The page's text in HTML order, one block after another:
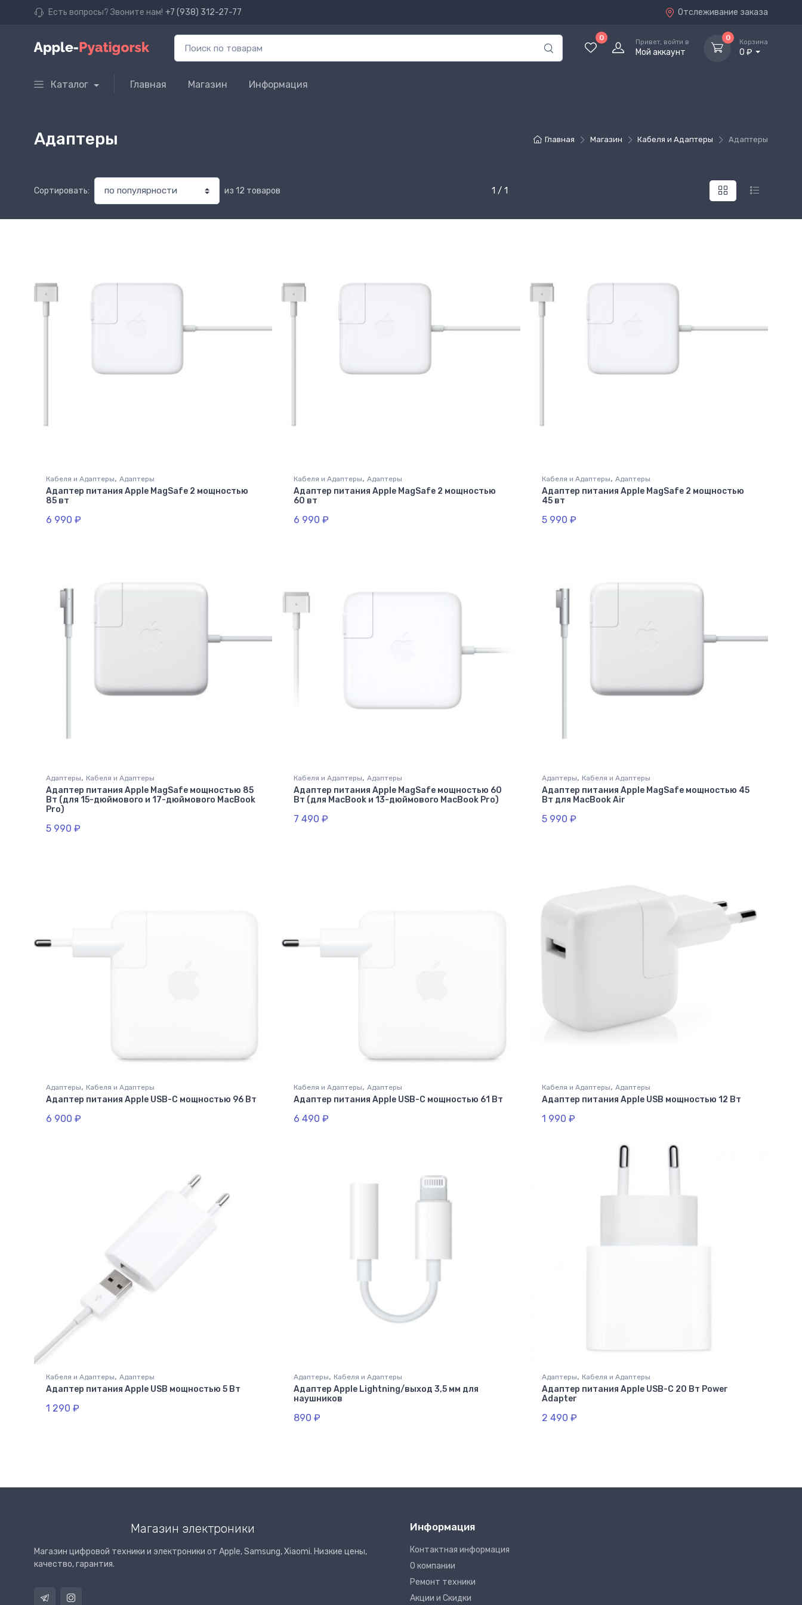
Есть вопросы? Звоните нам! +7 (938) 312-27-77 Отслеживание заказа
0
Привет, войти в
Мой аккаунт
0
Корзина
0 ₽
Каталог Главная Магазин Информация
Главная Магазин Кабеля и Адаптеры Адаптеры
Адаптеры
Сортировать: из 12 товаров 1 / 1
Кабеля и Адаптеры, Адаптеры
Адаптер питания Apple MagSafe 2 мощностью
85 вт
6 990 ₽
Кабеля и Адаптеры, Адаптеры
Адаптер питания Apple MagSafe 2 мощностью
60 вт
6 990₽
Кабеля и Адаптеры, Адаптеры
Адаптер питания Apple MagSafe 2 мощностью
45 вт
5 990 ₽
Адаптеры, Кабеля и Адаптеры
Адаптер питания Apple MagSafe мощностью 85
Вт (для 15-дюймового и 17-дюймового MacBook
Pro)
5 990 ₽
Кабеля и Адаптеры, Адаптеры
Адаптер питания Apple MagSafe мощностью 60
Вт (для MacBook и 13-дюймового MacBook Pro)
7 490₽
Адаптеры, Кабеля и Адаптеры
Адаптер питания Apple MagSafe мощностью 45
Вт для MacBook Air
5 990 ₽
Адаптеры, Кабеля и Адаптеры
Адаптер питания Apple USB-C мощностью 96 Вт
6 900 ₽
Кабеля и Адаптеры, Адаптеры
Адаптер питания Apple USB-C мощностью 61 Вт
6 490₽
Кабеля и Адаптеры, Адаптеры
Адаптер питания Apple USB мощностью 12 Вт
1 990 ₽
Кабеля и Адаптеры, Адаптеры
Адаптер питания Apple USB мощностью 5 Вт
1 290 ₽
Адаптеры, Кабеля и Адаптеры
Адаптер Apple Lightning/выход 3,5 мм для
наушников
890₽
Адаптеры, Кабеля и Адаптеры
Адаптер питания Apple USB-C 20 Вт Power
Adapter
2 490 ₽
Магазин электроники
Магазин цифровой техники и электроники от Apple, Samsung, Xiaomi. Низкие цены,
качество, гарантия.
Информация
Контактная информация
О компании
Ремонт техники
Акции и Скидки